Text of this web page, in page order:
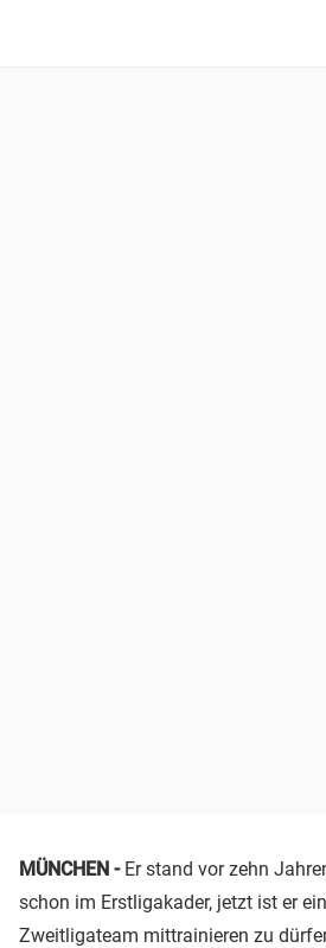
MÜNCHEN - Er stand vor zehn
schon im Erstligakader, jetzt ist er
Zweitligateam mittrainieren zu